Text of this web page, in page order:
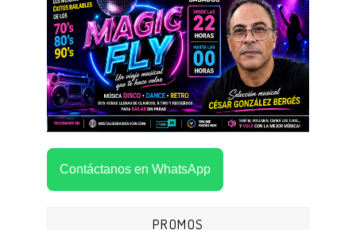
Contáctanos en WhatsApp
PROMOS